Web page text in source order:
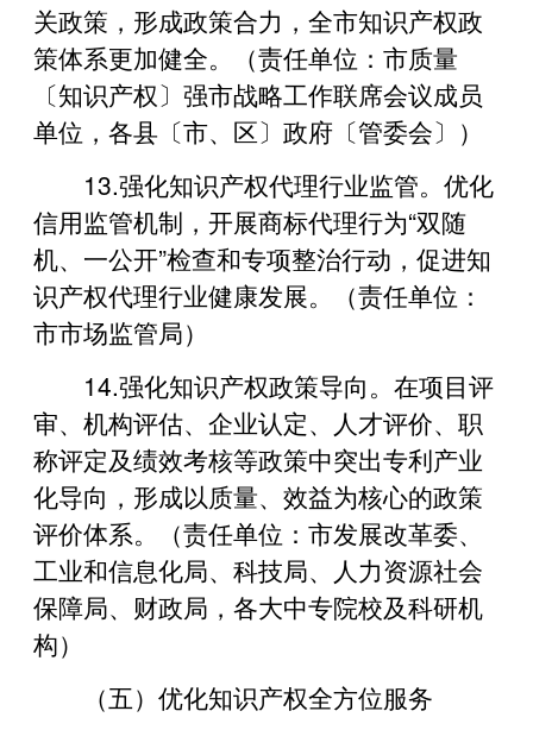
关政策，形成政策合力，全市知识产权政
策体系更加健全。（责任单位：市质量
〔知识产权〕强市战略工作联席会议成员
单位，各县〔市、区〕政府〔管委会〕）
13.‌强化知识产权代理行业监管。优化
信用监管机制，开展商标代理行为“双随
机、一公开”检查和专项整治行动，促进知
识产权代理行业健康发展。（责任单位：
市市场监管局）
14.强化知识产权政策导向。在项目评
审、机构评估、企业认定、人才评价、职
称评定及绩效考核等政策中突出专利产业
化导向，形成以质量、效益为核心的政策
评价体系。（责任单位：市发展改革委、
工业和信息化局、科技局、人力资源社会
保障局、财政局，各大中专院校及科研机
构）
（五）优化知识产权全方位服务